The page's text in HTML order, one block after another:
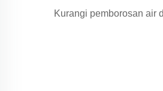
Kurangi pemborosan air